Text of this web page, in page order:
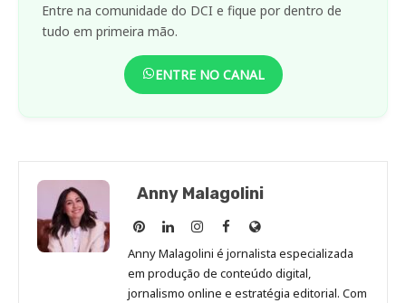
Entre na comunidade do DCI e fique por dentro de
tudo em primeira mão.
ENTRE NO CANAL
Anny Malagolini
Anny
Malagolini
no
Pinterest
Anny
Malagolini
no
LinkedIn
Anny
Malagolini
no
Instagram
Anny
Malagolini
no
Facebook
Site
de
Anny
Malagolini
Anny Malagolini é jornalista especializada
em produção de conteúdo digital,
jornalismo online e estratégia editorial. Com